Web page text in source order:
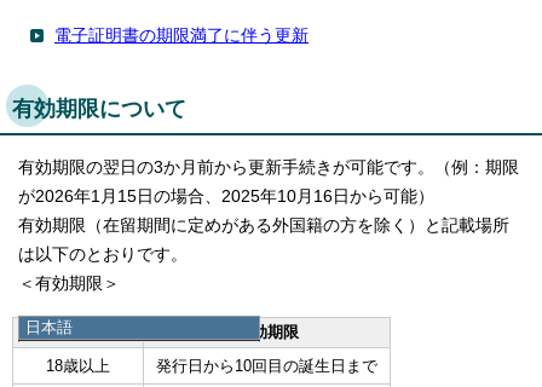
日本語
日本語
English
電子証明書の期限満了に伴う更新
有効期限について
有効期限の翌日の3か月前から更新手続きが可能です。（例：期限
が2026年1月15日の場合、2025年10月16日から可能）
有効期限（在留期間に定めがある外国籍の方を除く）と記載場所
は以下のとおりです。
＜有効期限＞
発行時の年齢
有効期限
18歳以上
発行日から10回目の誕生日まで